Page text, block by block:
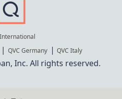
QVC Germany QVC Italy
Inc. All rights reserved.